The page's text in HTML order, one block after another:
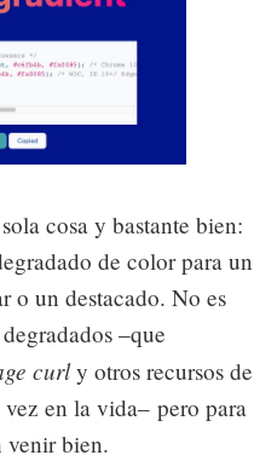
cosa y bastante bien:
de color para un
o un destacado. No es
–que
curly otros recursos de
en la vida– pero para
venir bien.